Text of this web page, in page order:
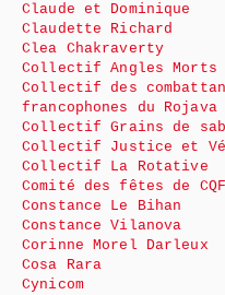
Claude et Dominique
Claudette Richard
Clea Chakraverty
Collectif Angles Morts
Collectif des
francophones du Rojava
Collectif Grains de
Collectif Justice et
Collectif La Rotative
Comité des fêtes de
Constance Le Bihan
Constance Vilanova
Corinne Morel Darleux
Cosa Rara
Cynicom